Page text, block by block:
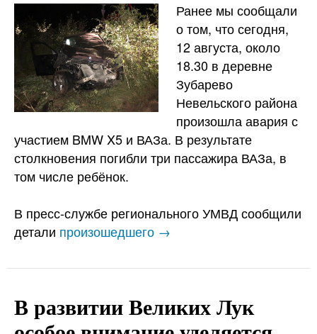
Ранее мы сообщали
о том, что сегодня,
12 августа, около
18.30 в деревне
Зубарево
Невельского района
произошла авария с
участием BMW X5 и ВАЗа. В результате
столкновения погибли три пассажира ВАЗа, в
том числе ребёнок.
В пресс-службе регионального УМВД сообщили
детали произошедшего →
В развитии Великих Лук